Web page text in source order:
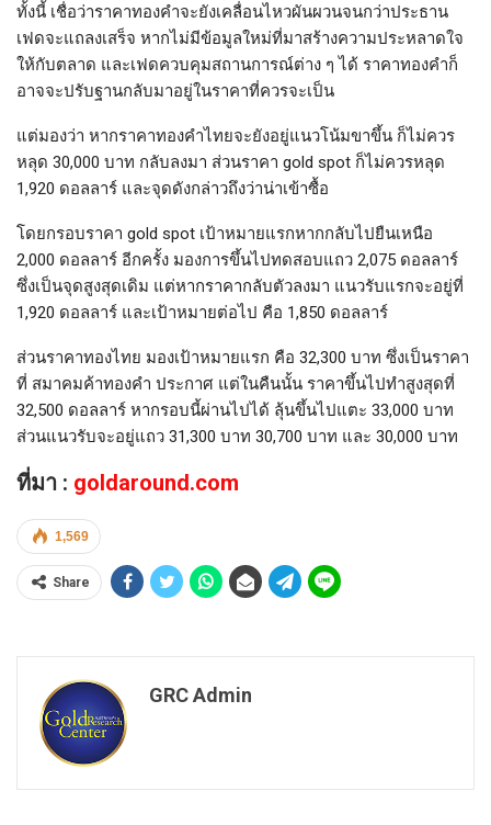
ทั้งนี้ เชื่อว่าราคาทองคำจะยังเคลื่อนไหวผันผวนจนกว่าประธาน
เฟดจะแถลงเสร็จ หากไม่มีข้อมูลใหม่ที่มาสร้างความประหลาดใจ
ให้กับตลาด และเฟดควบคุมสถานการณ์ต่าง ๆ ได้ ราคาทองคำก็
อาจจะปรับฐานกลับมาอยู่ในราคาที่ควรจะเป็น
แต่มองว่า หากราคาทองคำไทยจะยังอยู่แนวโน้มขาขึ้น ก็ไม่ควร
หลุด 30,000 บาท กลับลงมา ส่วนราคา gold spot ก็ไม่ควรหลุด
1,920 ดอลลาร์ และจุดดังกล่าวถึงว่าน่าเข้าซื้อ
โดยกรอบราคา gold spot เป้าหมายแรกหากกลับไปยืนเหนือ
2,000 ดอลลาร์ อีกครั้ง มองการขึ้นไปทดสอบแถว 2,075 ดอลลาร์
ซึ่งเป็นจุดสูงสุดเดิม แต่หากราคากลับตัวลงมา แนวรับแรกจะอยู่ที่
1,920 ดอลลาร์ และเป้าหมายต่อไป คือ 1,850 ดอลลาร์
ส่วนราคาทองไทย มองเป้าหมายแรก คือ 32,300 บาท ซึ่งเป็นราคา
ที่ สมาคมค้าทองคำ ประกาศ แต่ในคืนนั้น ราคาขึ้นไปทำสูงสุดที่
32,500 ดอลลาร์ หากรอบนี้ผ่านไปได้ ลุ้นขึ้นไปแตะ 33,000 บาท
ส่วนแนวรับจะอยู่แถว 31,300 บาท 30,700 บาท และ 30,000 บาท
ที่มา : goldaround.com
1,569
Share
GRC Admin